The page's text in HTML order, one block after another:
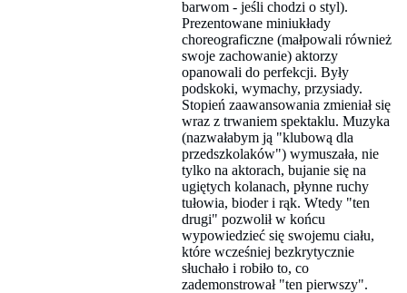
barwom - jeśli chodzi o styl).
Prezentowane miniukłady
choreograficzne (małpowali również
swoje zachowanie) aktorzy
opanowali do perfekcji. Były
podskoki, wymachy, przysiady.
Stopień zaawansowania zmieniał się
wraz z trwaniem spektaklu. Muzyka
(nazwałabym ją "klubową dla
przedszkolaków") wymuszała, nie
tylko na aktorach, bujanie się na
ugiętych kolanach, płynne ruchy
tułowia, bioder i rąk. Wtedy "ten
drugi" pozwolił w końcu
wypowiedzieć się swojemu ciału,
które wcześniej bezkrytycznie
słuchało i robiło to, co
zademonstrował "ten pierwszy".